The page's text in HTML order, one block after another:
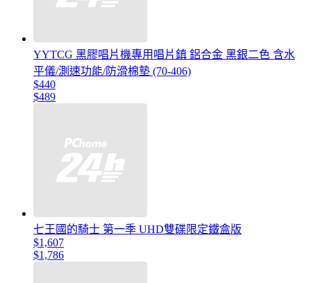
YYTCG 黑膠唱片機專用唱片鎮 鋁合金 黑銀二色 含水
平儀/測速功能/防滑棉墊 (70-406)
$440
$489
七王國的騎士 第一季 UHD雙碟限定鐵盒版
$1,607
$1,786